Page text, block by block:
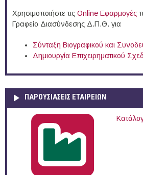
Χρησιμοποιήστε τις Online Eφαρμογές
Γραφείο Διασύνδεσης Δ.Π.Θ. για
Σύνταξη Βιογραφικού και
Δημιουργία Επιχειρηματικού
ΠΑΡΟΥΣΙΆΣΕΙΣ ΕΤΑΙΡΕΙΏΝ